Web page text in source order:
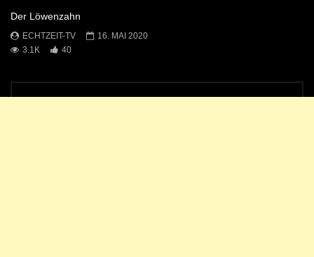
Der Löwenzahn
ECHTZEIT-TV
16. MAI 2020
3.1K
40